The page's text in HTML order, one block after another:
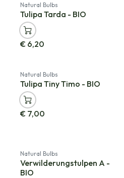
Natural Bulbs
Tulipa Tarda - BIO
€ 6,20
Natural Bulbs
Tulipa Tiny Timo - BIO
€ 7,00
Natural Bulbs
Verwilderungstulpen A -
BIO